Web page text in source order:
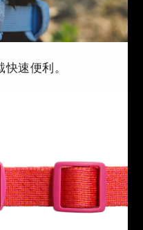
速便利。